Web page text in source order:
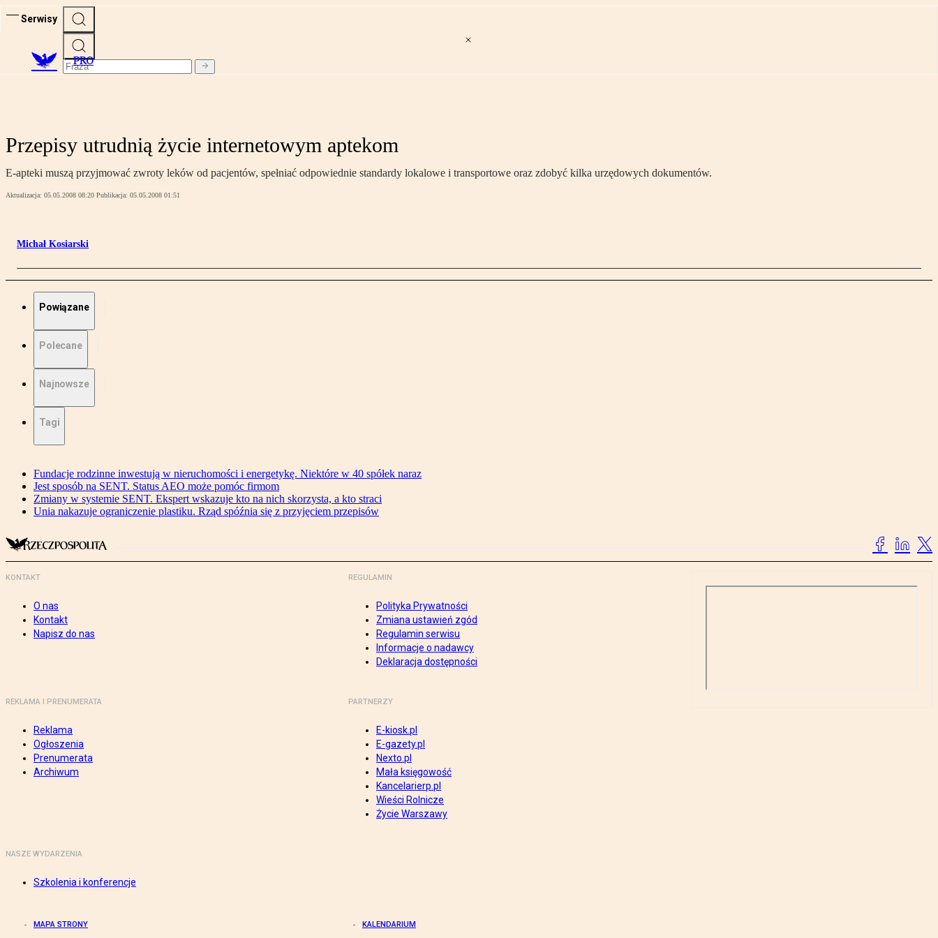
Serwisy
PRO
Przepisy utrudnią życie internetowym aptekom
E-apteki muszą przyjmować zwroty leków od pacjentów, spełniać odpowiednie standardy lokalowe i transportowe oraz zdobyć kilka urzędowych dokumentów.
Aktualizacja: 05.05.2008 08:20 Publikacja: 05.05.2008 01:51
Michał Kosiarski
Powiązane
Polecane
Najnowsze
Tagi
Fundacje rodzinne inwestują w nieruchomości i energetykę. Niektóre w 40 spółek naraz
Jest sposób na SENT. Status AEO może pomóc firmom
Zmiany w systemie SENT. Ekspert wskazuje kto na nich skorzysta, a kto straci
Unia nakazuje ograniczenie plastiku. Rząd spóźnia się z przyjęciem przepisów
KONTAKT
O nas
Kontakt
Napisz do nas
REGULAMIN
Polityka Prywatności
Zmiana ustawień zgód
Regulamin serwisu
Informacje o nadawcy
Deklaracja dostępności
REKLAMA I PRENUMERATA
Reklama
Ogłoszenia
Prenumerata
Archiwum
PARTNERZY
E-kiosk.pl
E-gazety.pl
Nexto.pl
Mała księgowość
Kancelarierp.pl
Wieści Rolnicze
Życie Warszawy
NASZE WYDARZENIA
Szkolenia i konferencje
MAPA STRONY KALENDARIUM